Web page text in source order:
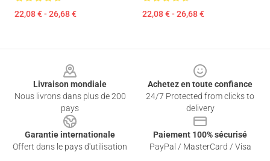
22,08 € - 26,68 € 22,08 € - 26,68 €
Livraison mondiale
Nous livrons dans plus de 200
pays
Achetez en toute confiance
24/7 Protected from clicks to
delivery
Garantie internationale
Offert dans le pays d'utilisation
Paiement 100% sécurisé
PayPal / MasterCard / Visa